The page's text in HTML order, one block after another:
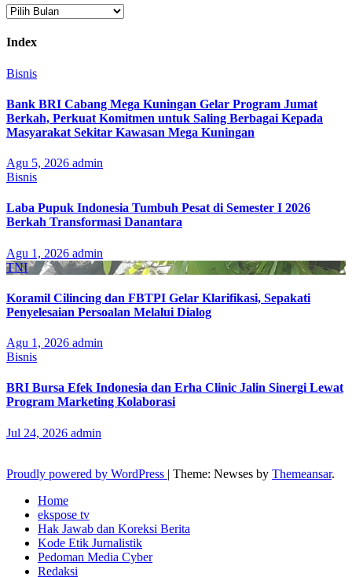
Arsip
Index
Bisnis
Bank BRI Cabang Mega Kuningan Gelar Program Jumat
Berkah, Perkuat Komitmen untuk Saling Berbagai Kepada
Masyarakat Sekitar Kawasan Mega Kuningan
Agu 5, 2026 admin
Bisnis
Laba Pupuk Indonesia Tumbuh Pesat di Semester I 2026
Berkah Transformasi Danantara
Agu 1, 2026 admin
TNI
Koramil Cilincing dan FBTPI Gelar Klarifikasi, Sepakati
Penyelesaian Persoalan Melalui Dialog
Agu 1, 2026 admin
Bisnis
BRI Bursa Efek Indonesia dan Erha Clinic Jalin Sinergi Lewat
Program Marketing Kolaborasi
Jul 24, 2026 admin
Proudly powered by WordPress | Theme: Newses by Themeansar.
Home
ekspose tv
Hak Jawab dan Koreksi Berita
Kode Etik Jurnalistik
Pedoman Media Cyber
Redaksi